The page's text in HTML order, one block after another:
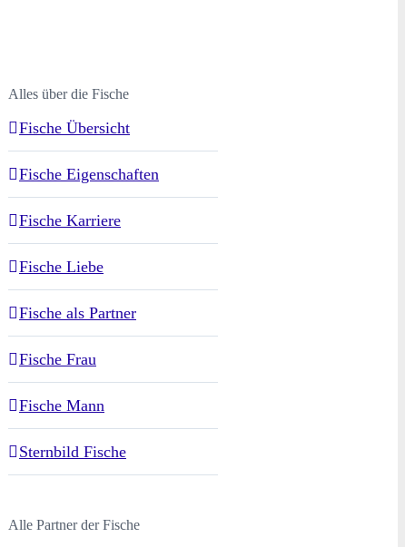
Alles über die Fische
Fische Übersicht
Fische Eigenschaften
Fische Karriere
Fische Liebe
Fische als Partner
Fische Frau
Fische Mann
Sternbild Fische
Alle Partner der Fische